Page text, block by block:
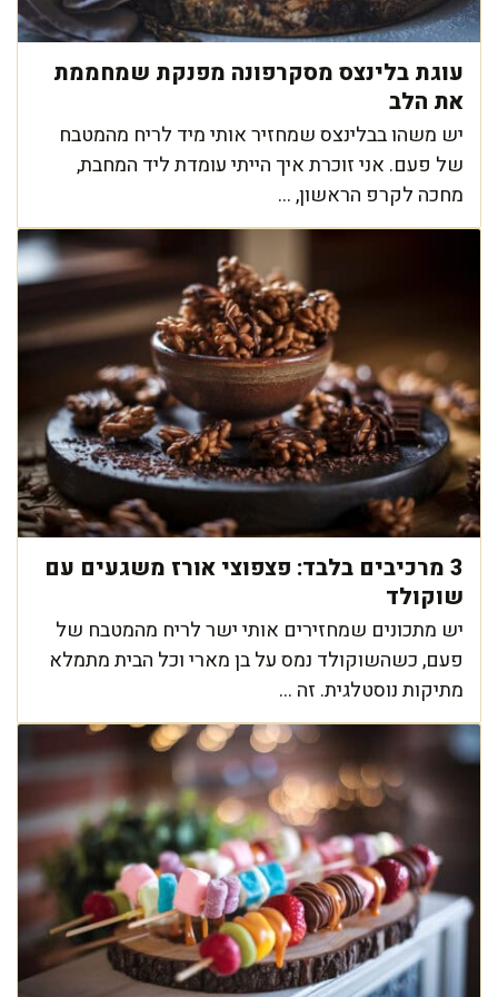
עוגת בלינצס מסקרפונה מפנקת שמחממת
את הלב
יש משהו בבלינצס שמחזיר אותי מיד לריח מהמטבח
של פעם. אני זוכרת איך הייתי עומדת ליד המחבת,
מחכה לקרפ הראשון, ...
3 מרכיבים בלבד: פצפוצי אורז משגעים עם
שוקולד
יש מתכונים שמחזירים אותי ישר לריח מהמטבח של
פעם, כשהשוקולד נמס על בן מארי וכל הבית מתמלא
מתיקות נוסטלגית. זה ...